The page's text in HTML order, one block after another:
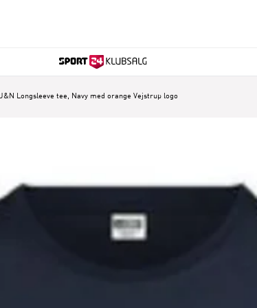
J&N Longsleeve tee, Navy med orange Vejstrup logo